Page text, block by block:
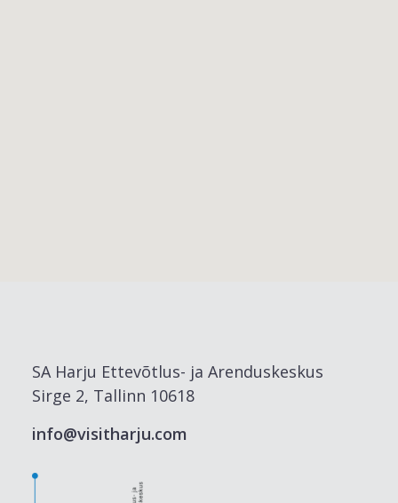
SA Harju Ettevõtlus- ja Arenduskeskus
Sirge 2, Tallinn 10618
info@visitharju.com